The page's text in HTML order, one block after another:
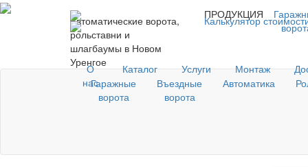
ПРОДУКЦИЯ
О
нас
Каталог Услуги Монтаж
Автоматические ворота,
рольставни и
шлагбаумы в Новом
Уренгое
Калькулятор
Гаражные
ворота
Въездные
ворота
Автоматика